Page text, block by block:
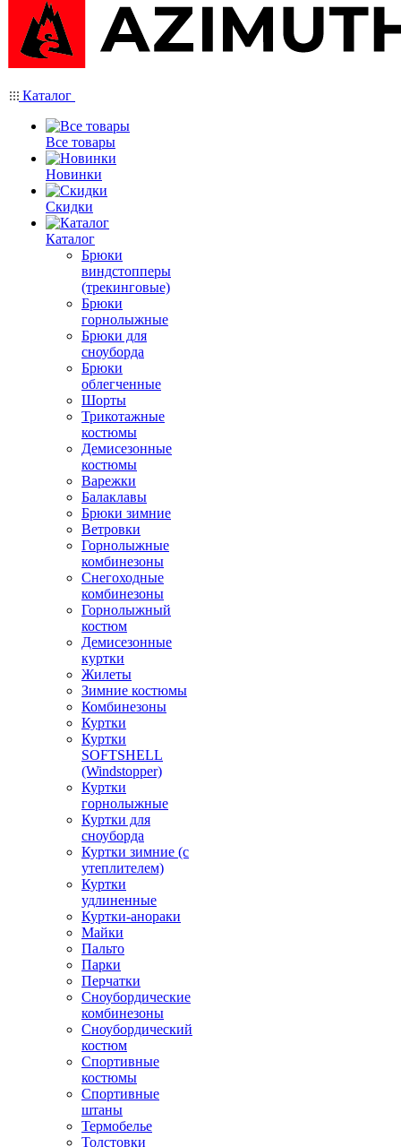
Каталог
Все товары
Новинки
Скидки
Каталог
Брюки
виндстопперы
(трекинговые)
Брюки
горнолыжные
Брюки для
сноуборда
Брюки
облегченные
Шорты
Трикотажные
костюмы
Демисезонные
костюмы
Варежки
Балаклавы
Брюки зимние
Ветровки
Горнолыжные
комбинезоны
Снегоходные
комбинезоны
Горнолыжный
костюм
Демисезонные
куртки
Жилеты
Зимние костюмы
Комбинезоны
Куртки
Куртки
SOFTSHELL
(Windstopper)
Куртки
горнолыжные
Куртки для
сноуборда
Куртки зимние (с
утеплителем)
Куртки
удлиненные
Куртки-анораки
Майки
Пальто
Парки
Перчатки
Сноубордические
комбинезоны
Сноубордический
костюм
Спортивные
костюмы
Спортивные
штаны
Термобелье
Толстовки